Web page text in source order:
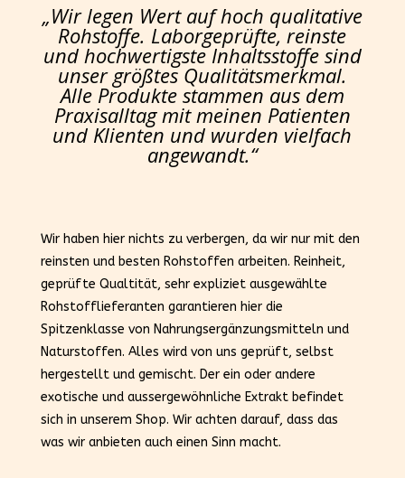
„Wir legen Wert auf hoch qualitative
Rohstoffe. Laborgeprüfte, reinste
und hochwertigste Inhaltsstoffe sind
unser größtes Qualitätsmerkmal.
Alle Produkte stammen aus dem
Praxisalltag mit meinen Patienten
und Klienten und wurden vielfach
angewandt.“
Wir haben hier nichts zu verbergen, da wir nur mit den
reinsten und besten Rohstoffen arbeiten. Reinheit,
geprüfte Qualtität, sehr expliziet ausgewählte
Rohstofflieferanten garantieren hier die
Spitzenklasse von Nahrungsergänzungsmitteln und
Naturstoffen. Alles wird von uns geprüft, selbst
hergestellt und gemischt. Der ein oder andere
exotische und aussergewöhnliche Extrakt befindet
sich in unserem Shop. Wir achten darauf, dass das
was wir anbieten auch einen Sinn macht.